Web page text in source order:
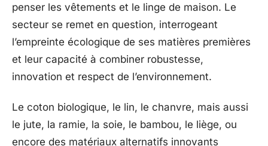
penser les vêtements et le linge de maison. Le
secteur se remet en question, interrogeant
l’empreinte écologique de ses matières premières
et leur capacité à combiner robustesse,
innovation et respect de l’environnement.
Le coton biologique, le lin, le chanvre, mais aussi
le jute, la ramie, la soie, le bambou, le liège, ou
encore des matériaux alternatifs innovants